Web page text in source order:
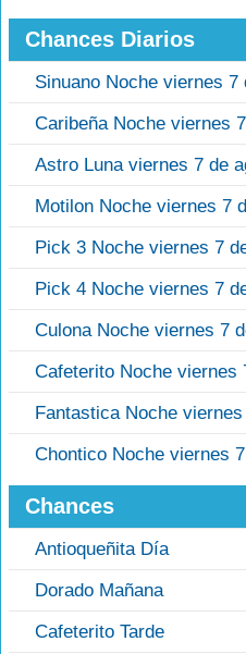
Chances Diarios
Sinuano Noche viernes 7
Caribeña Noche viernes
Astro Luna viernes 7 de
Motilon Noche viernes 7
Pick 3 Noche viernes 7
Pick 4 Noche viernes 7
Culona Noche viernes 7
Cafeterito Noche viernes
Fantastica Noche
Chontico Noche viernes
Chances
Antioqueñita Día
Dorado Mañana
Cafeterito Tarde